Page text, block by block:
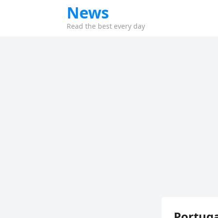
News
Read the best every day